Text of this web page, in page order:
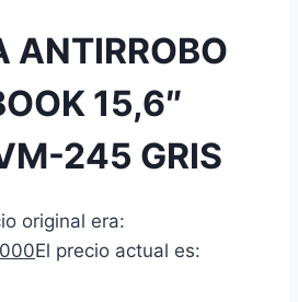
ANTIRROBO
15,6″
245 GRIS
original era:
El precio actual es: